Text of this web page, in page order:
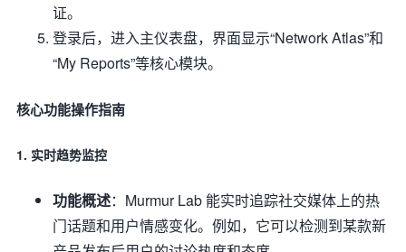
证。
登录后，进入主仪表盘，界面显示“Network Atlas”和
“My Reports”等核心模块。
核心功能操作指南
1. 实时趋势监控
功能概述：Murmur Lab 能实时追踪社交媒体上的热
门话题和用户情感变化。例如，它可以检测到某款新